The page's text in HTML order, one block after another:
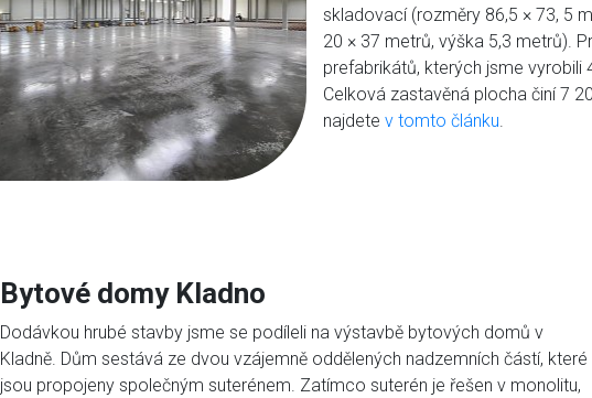
skladovací (rozměry 86,5 × 73, 5
20 × 37 metrů, výška 5,3 metrů) .
prefabrikátů, kterých jsme
Celková zastavěná plocha činí7
najdetev tomto článku
Bytové domy Kladno
Dodávkou hrubé stavby jsme se podíleli na výstavbě bytových domů v
Kladně. Dům sestává ze dvou vzájemně oddělených nadzemních částí, které
jsou propojeny společným suterénem. Zatímco suterén je řešen v monolitu,